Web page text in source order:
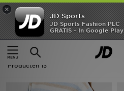
×
JD Sports
JD Sports Fashion PLC
GRATIS - In Google Play
Thuis
Heren Herenaccessoires
Heren - Stanley Allerhande
Producten 13
Home
Offers
New In
Heren